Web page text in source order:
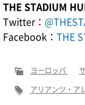
THE STADIUM
Twitter：
Facebook： THE
ヨーロッパ
アリアンツ・ア